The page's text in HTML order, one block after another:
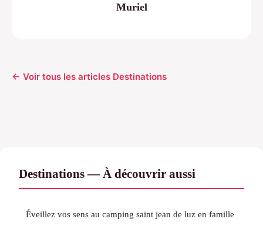
Muriel
← Voir tous les articles Destinations
Destinations — À découvrir aussi
Éveillez vos sens au camping saint jean de luz en famille